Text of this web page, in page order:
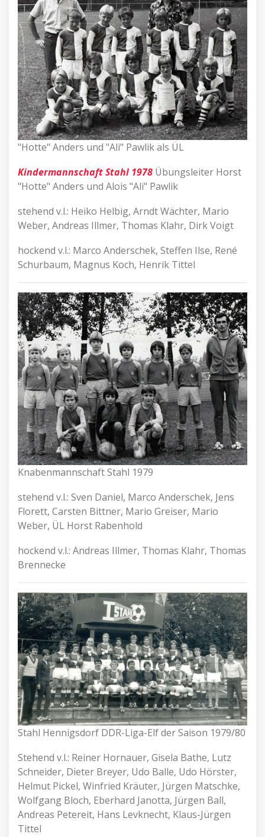
"Hotte" Anders und "Ali" Pawlik als ÜL
Kindermannschaft Stahl 1978 Übungsleiter Horst
"Hotte" Anders und Alois "Ali" Pawlik
stehend v.l.: Heiko Helbig, Arndt Wächter, Mario
Weber, Andreas Illmer, Thomas Klahr, Dirk Voigt
hockend v.l.: Marco Anderschek, Steffen Ilse, René
Schurbaum, Magnus Koch, Henrik Tittel
Knabenmannschaft Stahl 1979
stehend v.l.: Sven Daniel, Marco Anderschek, Jens
Florett, Carsten Bittner, Mario Greiser, Mario
Weber, ÜL Horst Rabenhold
hockend v.l.: Andreas Illmer, Thomas Klahr, Thomas
Brennecke
Stahl Hennigsdorf DDR-Liga-Elf der Saison 1979/80
Stehend v.l.: Reiner Hornauer, Gisela Bathe, Lutz
Schneider, Dieter Breyer, Udo Balle, Udo Hörster,
Helmut Pickel, Winfried Kräuter, Jürgen Matschke,
Wolfgang Bloch, Eberhard Janotta, Jürgen Ball,
Andreas Petereit, Hans Levknecht, Klaus-Jürgen
Tittel